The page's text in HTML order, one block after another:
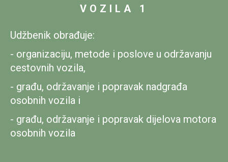
VOZILA 1
Udžbenik obrađuje:
- organizaciju, metode i poslove u održavanju
cestovnih vozila,
- građu, održavanje i popravak nadgrađa
osobnih vozila i
- građu, održavanje i popravak dijelova motora
osobnih vozila